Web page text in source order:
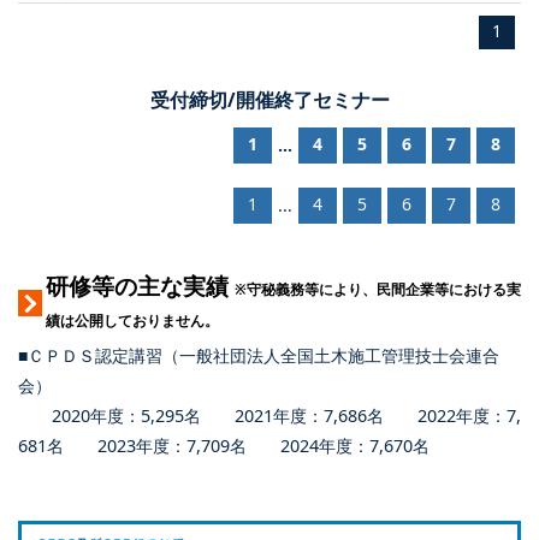
1
受付締切/開催終了セミナー
1 ... 4 5 6 7 8
1 ... 4 5 6 7 8
研修等の主な実績 ※守秘義務等により、民間企業等における実
績は公開しておりません。
■ＣＰＤＳ認定講習（一般社団法人全国土木施工管理技士会連合
会）
2020年度：5,295名 2021年度：7,686名 2022年度：7,
681名 2023年度：7,709名 2024年度：7,670名